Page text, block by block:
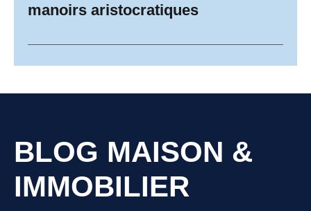
manoirs aristocratiques
BLOG MAISON &
IMMOBILIER